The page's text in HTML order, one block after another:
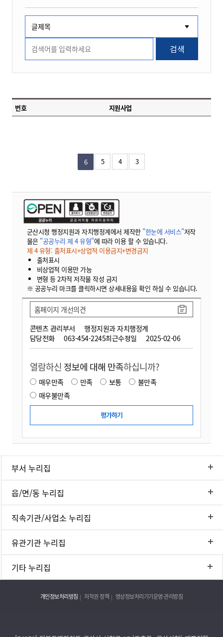
검색
번호 지원사업
6 5 4 3
군산시청 행정지원과 자치행정계에서 제작한 "한눈에 서비스"저작
물은 "공공누리 제 4 유형"에 따라 이용 할 수 있습니다.
제 4 유형: 출처표시+상업적 이용금지+변경금지
출처표시
비상업적 이용만 가능
변형 등 2차적 저작물 작성 금지
※ 공공누리 마크를 클릭하시면 상세내용을 확인 하실 수 있습니다.
콘텐츠 관리부서
행정지원과 자치행정계
담당전화
063-454-2245최근수정일 2025-02-06
홈페이지 개선의견
열람하신 정보에 대해 만족하십니까?
매우만족 만족 보통
불만족
매우불만족
부서 누리집
읍/면/동 누리집
직속기관/사업소 누리집
유관기관 누리집
기타 누리집
개인정보처리방침 저작권 정책 영상정보처리기기운영·관리방침